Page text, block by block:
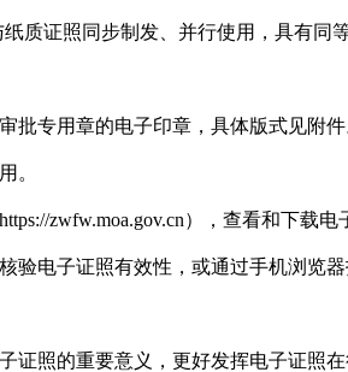
质证照同步制发、并行使用，具有同
批专用章的电子印章，具体版式见附件
。
https://zwfw.moa.gov.cn），查看和下载电
验电子证照有效性，或通过手机浏览
证照的重要意义，更好发挥电子证照在